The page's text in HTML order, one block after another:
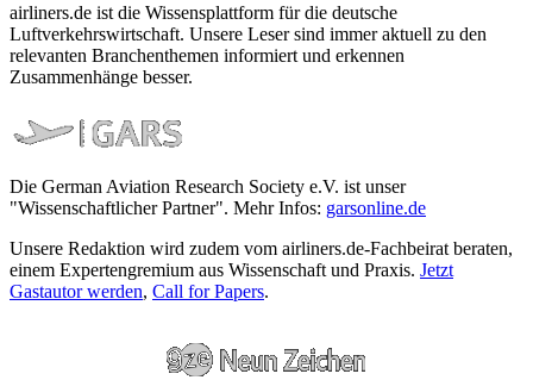
airliners.de ist die Wissensplattform für die deutsche
Luftverkehrswirtschaft. Unsere Leser sind immer aktuell zu den
relevanten Branchenthemen informiert und erkennen
Zusammenhänge besser.
Die German Aviation Research Society e.V. ist unser
"Wissenschaftlicher Partner". Mehr Infos: garsonline.de
Unsere Redaktion wird zudem vom airliners.de-Fachbeirat beraten,
einem Expertengremium aus Wissenschaft und Praxis. Jetzt
Gastautor werden, Call for Papers.